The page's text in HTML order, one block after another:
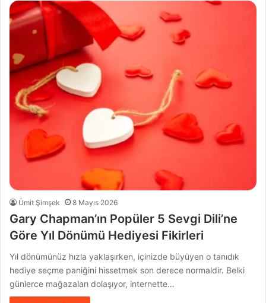
Ümit Şimşek 8 Mayıs 2026
Gary Chapman’ın Popüler 5 Sevgi Dili’ne
Göre Yıl Dönümü Hediyesi Fikirleri
Yıl dönümünüz hızla yaklaşırken, içinizde büyüyen o tanıdık
hediye seçme paniğini hissetmek son derece normaldir. Belki
günlerce mağazaları dolaşıyor, internette…